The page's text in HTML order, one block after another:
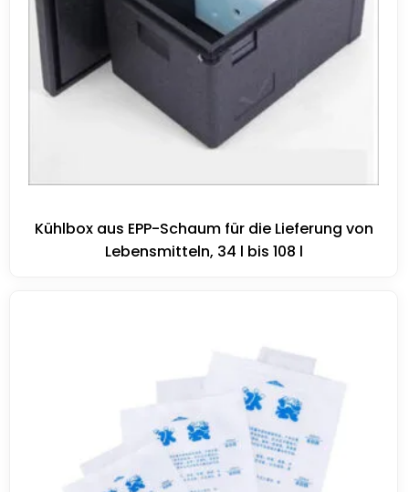
Kühlbox aus EPP-Schaum für die Lieferung von
Lebensmitteln, 34 l bis 108 l